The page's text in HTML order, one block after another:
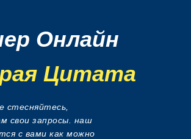
Онлайн
Цитата
стесняйтесь,
свои запросы. наш
с вами как можно